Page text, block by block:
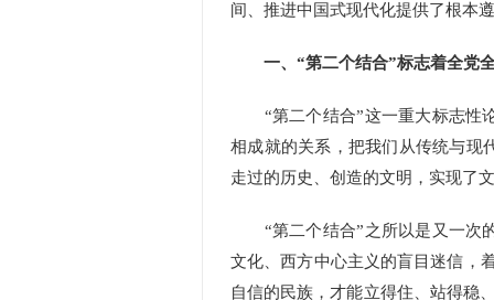
间、推进中国式现代化提供了根本
一、“第二个结合”标志着全党
“第二个结合”这一重大标志性论
相成就的关系，把我们从传统与现
走过的历史、创造的文明，实现了
“第二个结合”之所以是又一次的
文化、西方中心主义的盲目迷信，
自信的民族，才能立得住、站得稳